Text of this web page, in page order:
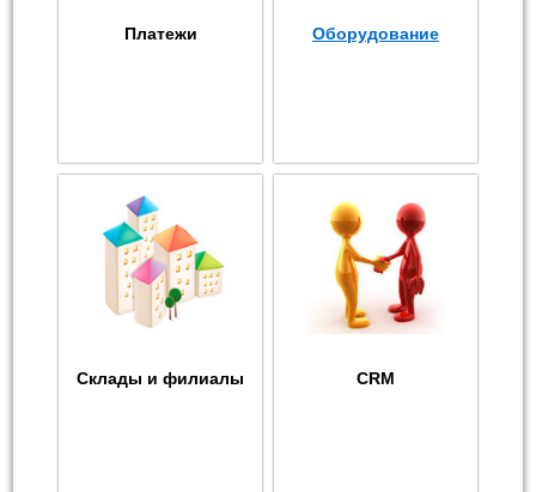
Платежи Оборудование
Склады и филиалы CRM